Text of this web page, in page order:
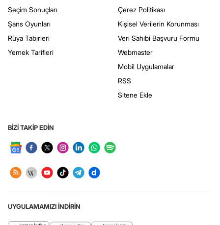
Seçim Sonuçları
Şans Oyunları
Rüya Tabirleri
Yemek Tarifleri
Çerez Politikası
Kişisel Verilerin Korunması
Veri Sahibi Başvuru Formu
Webmaster
Mobil Uygulamalar
RSS
Sitene Ekle
BİZİ TAKİP EDİN
UYGULAMAMIZI İNDİRİN